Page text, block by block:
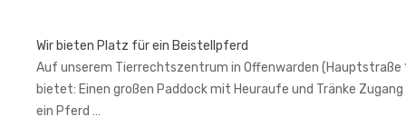
Wir bieten Platz für ein Beistellpferd
Auf unserem Tierrechtszentrum in Offenwarden
bietet: Einen großen Paddock mit Heuraufe und Tränke
ein Pferd …